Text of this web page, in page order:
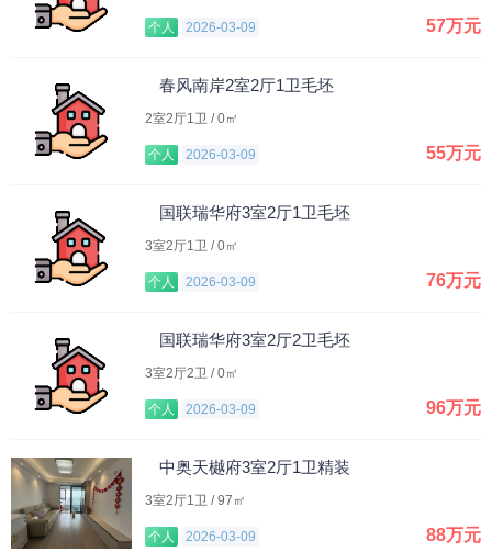
个人 2026-03-09 57万元
春风南岸2室2厅1卫毛坯
2室2厅1卫 / 0㎡
个人 2026-03-09 55万元
国联瑞华府3室2厅1卫毛坯
3室2厅1卫 / 0㎡
个人 2026-03-09 76万元
国联瑞华府3室2厅2卫毛坯
3室2厅2卫 / 0㎡
个人 2026-03-09 96万元
中奥天樾府3室2厅1卫精装
3室2厅1卫 / 97㎡
个人 2026-03-09 88万元